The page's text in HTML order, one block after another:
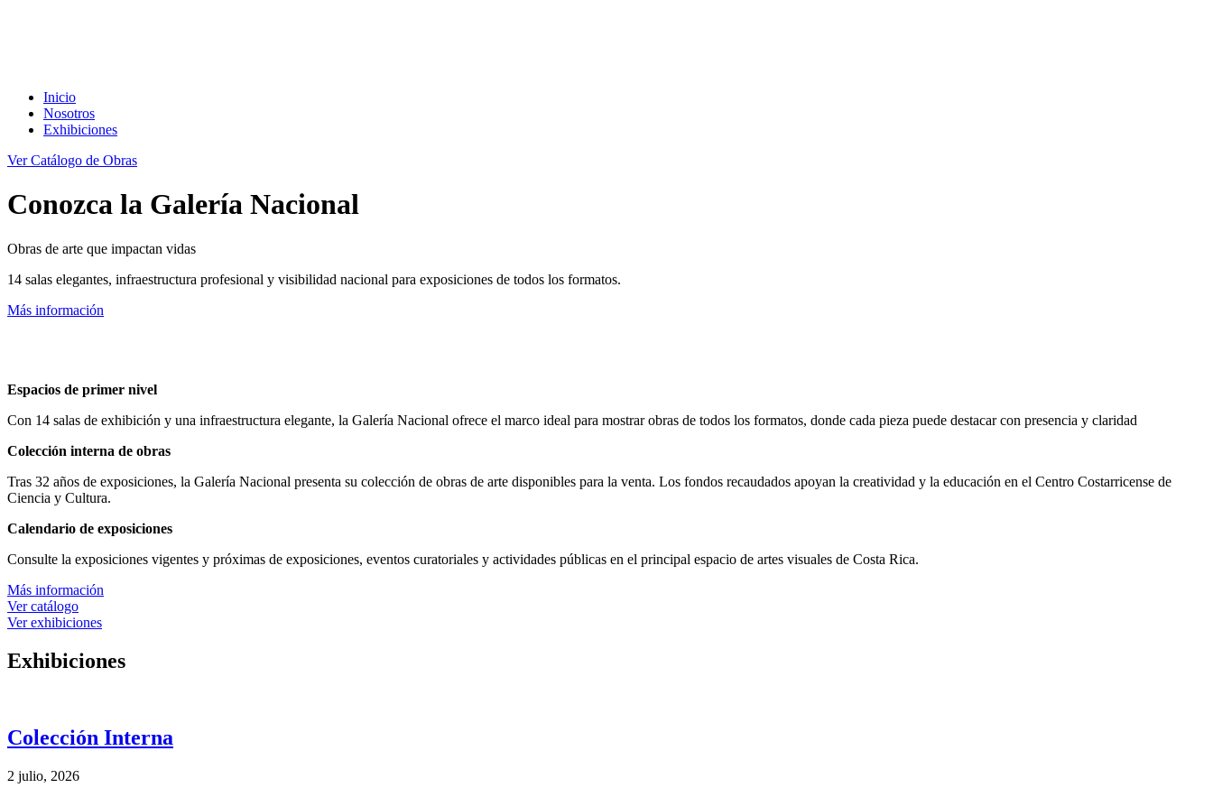
Inicio
Nosotros
Exhibiciones
Ver Catálogo de Obras
Conozca la Galería Nacional
Obras de arte que impactan vidas
14 salas elegantes, infraestructura profesional y visibilidad nacional para exposiciones de todos los formatos.
Más información
Espacios de primer nivel
Con 14 salas de exhibición y una infraestructura elegante, la Galería Nacional ofrece el marco ideal para mostrar obras de todos los formatos, donde cada pieza puede destacar con presencia y claridad
Colección interna de obras
Tras 32 años de exposiciones, la Galería Nacional presenta su colección de obras de arte disponibles para la venta. Los fondos recaudados apoyan la creatividad y la educación en el Centro Costarricense de
Ciencia y Cultura.
Calendario de exposiciones
Consulte la exposiciones vigentes y próximas de exposiciones, eventos curatoriales y actividades públicas en el principal espacio de artes visuales de Costa Rica.
Más información
Ver catálogo
Ver exhibiciones
Exhibiciones
Colección Interna
2 julio, 2026